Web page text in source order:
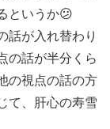
というか😕
話が入れ替わり
の話が半分くら
の視点の話の方
て、肝心の寿雪